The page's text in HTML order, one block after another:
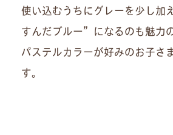
使い込むうちにグレーを少し加
すんだブルー”になるのも魅力
パステルカラーが好みのお子さ
す。